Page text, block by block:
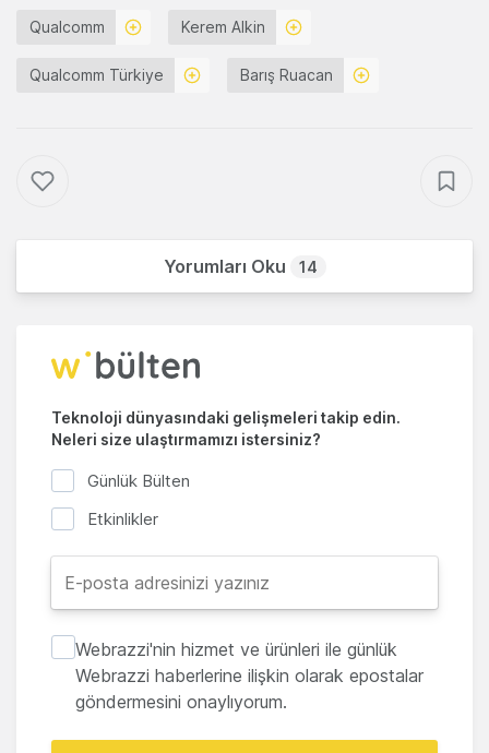
Qualcomm Kerem Alkin
Qualcomm Türkiye Barış Ruacan
Yorumları Oku 14
Teknoloji dünyasındaki gelişmeleri takip edin.
Neleri size ulaştırmamızı istersiniz?
Günlük Bülten
Etkinlikler
Webrazzi'nin hizmet ve ürünleri ile günlük
Webrazzi haberlerine ilişkin olarak epostalar
göndermesini onaylıyorum.